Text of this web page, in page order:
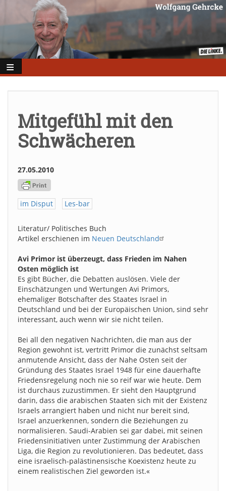
Inhalt
Mitgefühl mit den
Schwächeren
27.05.2010
im Disput Les-bar
Literatur/ Politisches Buch
Artikel erschienen im Neuen Deutschland
Avi Primor ist überzeugt, dass Frieden im Nahen
Osten möglich ist
Es gibt Bücher, die Debatten auslösen. Viele der
Einschätzungen und Wertungen Avi Primors,
ehemaliger Botschafter des Staates Israel in
Deutschland und bei der Europäischen Union, sind sehr
interessant, auch wenn wir sie nicht teilen.
Bei all den negativen Nachrichten, die man aus der
Region gewohnt ist, vertritt Primor die zunächst seltsam
anmutende Ansicht, dass der Nahe Osten seit der
Gründung des Staates Israel 1948 für eine dauerhafte
Friedensregelung noch nie so reif war wie heute. Dem
ist durchaus zuzustimmen. Er sieht den Hauptgrund
darin, dass die arabischen Staaten sich mit der Existenz
Israels arrangiert haben und nicht nur bereit sind,
Israel anzuerkennen, sondern die Beziehungen zu
normalisieren. Saudi-Arabien sei gar dabei, mit seinen
Friedensinitiativen unter Zustimmung der Arabischen
Liga, die Region zu revolutionieren. Das bedeutet, dass
eine israelisch-palästinensische Koexistenz heute zu
einem realistischen Ziel geworden ist.«